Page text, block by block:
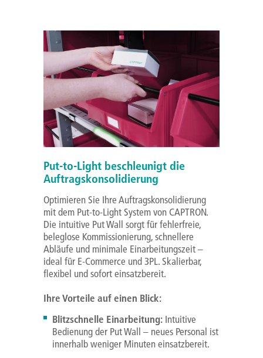
Put-to-Light beschleunigt die
Auftragskonsolidierung
Optimieren Sie Ihre Auftragskonsolidierung
mit dem Put-to-Light System von CAPTRON.
Die intuitive Put Wall sorgt für fehlerfreie,
beleglose Kommissionierung, schnellere
Abläufe und minimale Einarbeitungszeit –
ideal für E-Commerce und 3PL. Skalierbar,
flexibel und sofort einsatzbereit.
Ihre Vorteile auf einen Blick:
Blitzschnelle Einarbeitung: Intuitive
Bedienung der Put Wall – neues Personal ist
innerhalb weniger Minuten einsatzbereit.